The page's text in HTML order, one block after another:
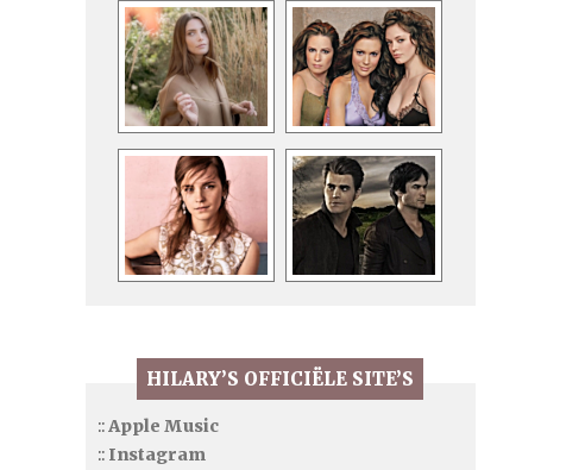
HILARY’S OFFICIËLE SITE’S
::Apple Music
:: Instagram